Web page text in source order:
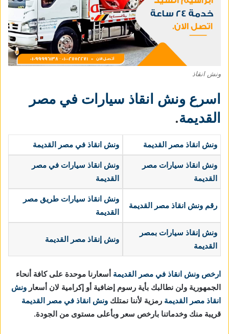
ونش انقاذ
اسرع ونش انقاذ سيارات في مصر
القديمة.
ونش انقاذ مصر القديمة ونش انقاذ في مصر القديمة
ونش انقاذ سيارات مصر
القديمة
ونش انقاذ سيارات في مصر
القديمة
رقم ونش انقاذ مصر القديمة
ونش انقاذ سيارات طريق مصر
القديمة
ونش إنقاذ سيارات بمصر
القديمة
ونش إنقاذ مصر القديمة
ارخص ونش انقاذ في مصر القديمة أسعارنا موحدة على كافة أنحاء
الجمهورية ولن نطالبك بأية رسوم إضافية أو إكرامية لان أسعار ونش
انقاذ مصر القديمة رمزية لأننا نمتلك ونش انقاذ في مصر القديمة
قريبة منك وخدماتنا بارخص سعر وبأعلى مستوى من الجودة.